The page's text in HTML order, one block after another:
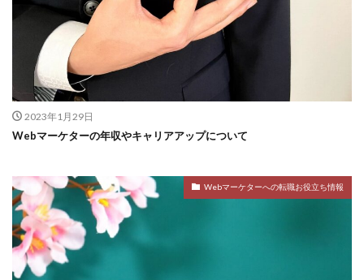
2023年1月29日
Webマーケターの年収やキャリアアップについて
Webマーケターへの転職お役立ち情報